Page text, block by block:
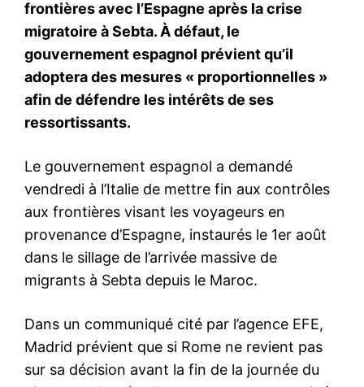
S'ABONNER MAINTENANT
Insight Publications
À propos
Nous contacter
Formules d’abonnement